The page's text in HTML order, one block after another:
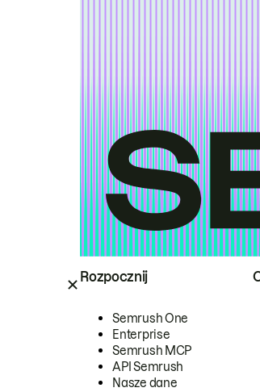
Rozpocznij
Semrush One
Enterprise
Semrush MCP
API Semrush
Nasze dane